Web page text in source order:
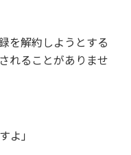
を解約しようとする
れることがありませ
よ」